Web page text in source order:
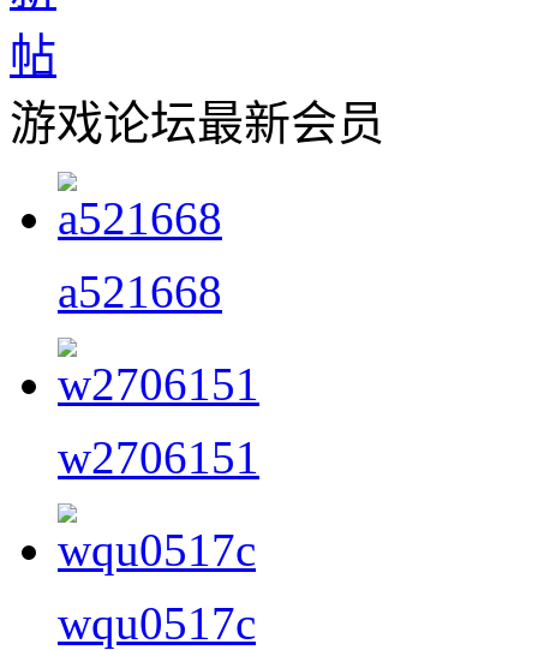
游戏论坛最新会员
a521668
w2706151
wqu0517c